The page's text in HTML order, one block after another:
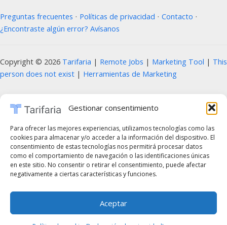
Gestionar consentimiento
Para ofrecer las mejores experiencias, utilizamos tecnologías como las
cookies para almacenar y/o acceder a la información del dispositivo. El
consentimiento de estas tecnologías nos permitirá procesar datos
como el comportamiento de navegación o las identificaciones únicas
en este sitio. No consentir o retirar el consentimiento, puede afectar
negativamente a ciertas características y funciones.
Aceptar
Preguntas frecuentes ⋅ Políticas de privacidad ⋅ Contacto ⋅
¿Encontraste algún error? Avísanos
Copyright © 2026 Tarifaria | Remote Jobs | Marketing Tool | This
person does not exist | Herramientas de Marketing
del contenido de este sitio web, incluyendo textos, imágenes, diseños, logotipos,
código fuente y cualquier otro material presente, sin la autorización previa y por
escrito del propietario del sitio. Cualquier uso no autorizado será considerado una
infracción a los derechos de propiedad intelectual y estará sujeto a las acciones
legales correspondientes, de acuerdo con las leyes vigentes en materia de
derechos de autor y propiedad intelectual. En caso de querer utilizar cualquier
elemento de estos sitios web, es obligatorio mencionar de forma clara y visible el
sitio web correspondiente como fuente original. Para obtener permisos o más